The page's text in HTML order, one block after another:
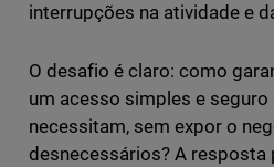
interrupções na atividade e
O desafio é claro: como
um acesso simples e
necessitam, sem expor o
desnecessários? A